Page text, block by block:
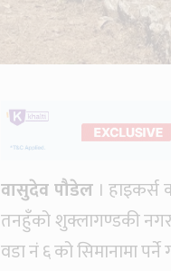
वासुदेव पौडेल। हाइकर्स
तनहुँको शुक्लागण्डकी
वडा नं ६ को सिमानामा